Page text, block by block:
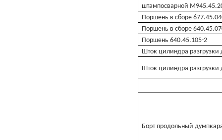
штампосварной
Поршень в сборе
Поршень в сборе
Поршень 640.45.105-2
Шток цилиндра
Шток цилиндра
Борт продольный